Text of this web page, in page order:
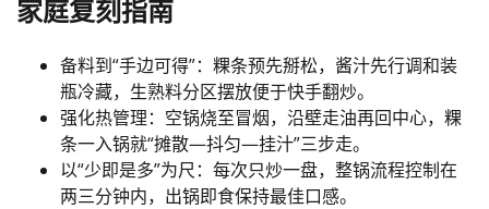
家庭复刻指南
备料到“手边可得”：粿条预先掰松，酱汁先行调和装
瓶冷藏，生熟料分区摆放便于快手翻炒。
强化热管理：空锅烧至冒烟，沿壁走油再回中心，粿
条一入锅就“摊散—抖匀—挂汁”三步走。
以“少即是多”为尺：每次只炒一盘，整锅流程控制在
两三分钟内，出锅即食保持最佳口感。